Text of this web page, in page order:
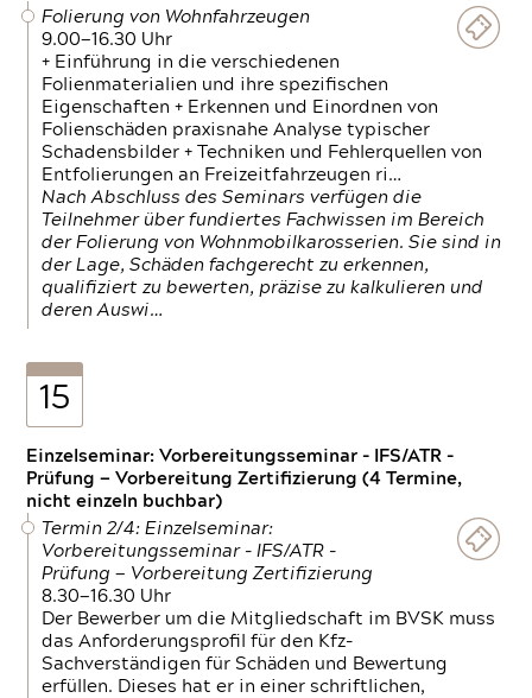
Folierung von Wohnfahrzeugen
9.00—16.30 Uhr
+ Einführung in die verschiedenen
Folienmaterialien und ihre spezifischen
Eigenschaften + Erkennen und Einordnen von
Folienschäden praxisnahe Analyse typischer
Schadensbilder + Techniken und Fehlerquellen von
Entfolierungen an Freizeitfahrzeugen ri…
Nach Abschluss des Seminars verfügen die
Teilnehmer über fundiertes Fachwissen im Bereich
der Folierung von Wohnmobilkarosserien. Sie sind in
der Lage, Schäden fachgerecht zu erkennen,
qualifiziert zu bewerten, präzise zu kalkulieren und
deren Auswi…
15
Einzelseminar: Vorbereitungsseminar - IFS/ATR -
Prüfung — Vorbereitung Zertifizierung (4 Termine,
nicht einzeln buchbar)
Termin 2/4: Einzelseminar:
Vorbereitungsseminar - IFS/ATR -
Prüfung — Vorbereitung Zertifizierung
8.30—16.30 Uhr
Der Bewerber um die Mitgliedschaft im BVSK muss
das Anforderungsprofil für den Kfz-
Sachverständigen für Schäden und Bewertung
erfüllen. Dieses hat er in einer schriftlichen,